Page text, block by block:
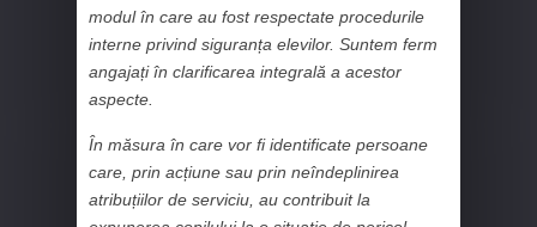
modul în care au fost respectate procedurile
interne privind siguranța elevilor. Suntem ferm
angajați în clarificarea integrală a acestor
aspecte.
În măsura în care vor fi identificate persoane
care, prin acțiune sau prin neîndeplinirea
atribuțiilor de serviciu, au contribuit la